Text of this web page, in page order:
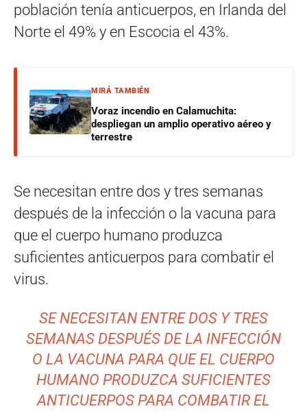
población tenía anticuerpos, en Irlanda del
Norte el 49% y en Escocia el 43%.
MIRÁ TAMBIÉN
Voraz incendio en Calamuchita:
despliegan un amplio operativo aéreo y
terrestre
Se necesitan entre dos y tres semanas
después de la infección o la vacuna para
que el cuerpo humano produzca
suficientes anticuerpos para combatir el
virus.
SE NECESITAN ENTRE DOS Y TRES
SEMANAS DESPUÉS DE LA INFECCIÓN
O LA VACUNA PARA QUE EL CUERPO
HUMANO PRODUZCA SUFICIENTES
ANTICUERPOS PARA COMBATIR EL